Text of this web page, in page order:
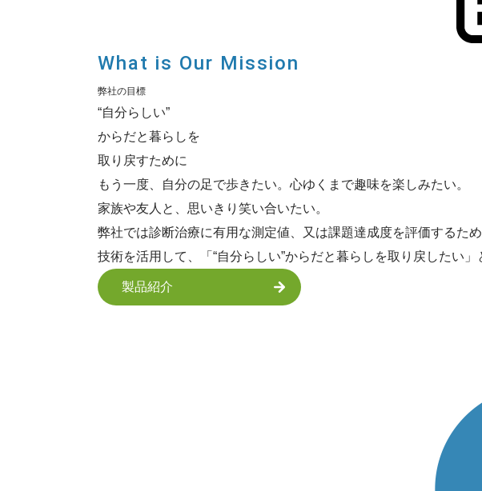
What is Our Mission
弊社の目標
“自分らしい”
からだと暮らしを
取り戻すために
もう一度、自分の足で歩きたい。心ゆくまで趣味を楽しみたい。
家族や友人と、思いきり笑い合いたい。
弊社では診断治療に有用な測定値、又は課題達成度を評価するた
技術を活用して、「“自分らしい”からだと暮らしを取り戻したい
製品紹介